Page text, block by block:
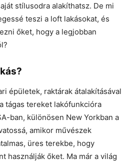
stílusodra alakíthatsz. De mi
teszi a loft lakásokat, és
őket, hogy a legjobban
épületek, raktárak átalakításával
tágas tereket lakófunkcióra
ban, különösen New Yorkban a
amikor művészek
üres terekbe, hogy
használják őket. Ma már a világ